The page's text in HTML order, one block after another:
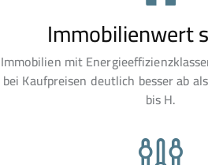
Immobilienwert
Immobilien mit
bei Kaufpreisen deutlich besser ab
bis H.